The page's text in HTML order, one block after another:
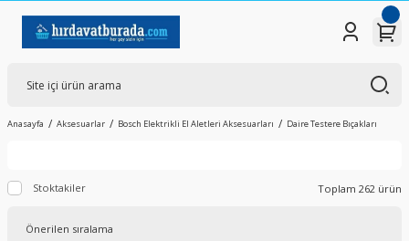
Anasayfa Aksesuarlar Bosch Elektrikli El Aletleri Aksesuarları Daire Testere Bıçakları
Stoktakiler Toplam 262 ürün